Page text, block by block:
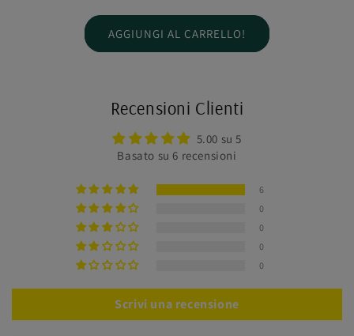
AGGIUNGI AL CARRELLO!
Recensioni Clienti
5.00 su 5
Basato su 6 recensioni
6
0
0
0
0
Scrivi una recensione